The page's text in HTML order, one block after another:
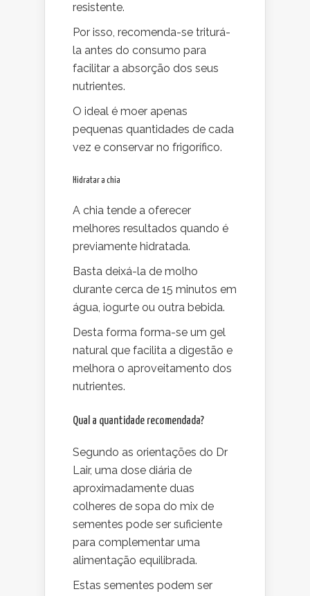
resistente.
Por isso, recomenda-se triturá-
la antes do consumo para
facilitar a absorção dos seus
nutrientes.
O ideal é moer apenas
pequenas quantidades de cada
vez e conservar no frigorífico.
Hidratar a chia
A chia tende a oferecer
melhores resultados quando é
previamente hidratada.
Basta deixá-la de molho
durante cerca de 15 minutos em
água, iogurte ou outra bebida.
Desta forma forma-se um gel
natural que facilita a digestão e
melhora o aproveitamento dos
nutrientes.
Qual a quantidade recomendada?
Segundo as orientações do Dr
Lair, uma dose diária de
aproximadamente duas
colheres de sopa do mix de
sementes pode ser suficiente
para complementar uma
alimentação equilibrada.
Estas sementes podem ser